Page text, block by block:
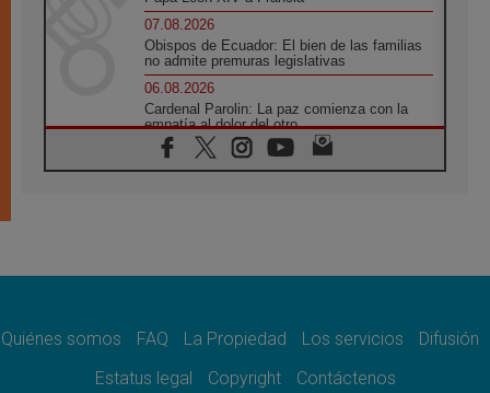
07.08.2026
Obispos de Ecuador: El bien de las familias
no admite premuras legislativas
06.08.2026
Cardenal Parolin: La paz comienza con la
empatía al dolor del otro
06.08.2026
Fray Marco Vianelli: Aprender el Evangelio
06.08.2026
06.08.2026
medio de tensiones y ataques en el sur del
Quiénes somos FAQ La Propiedad Los servicios
Difusión
Estatus legal
Copyright Contáctenos